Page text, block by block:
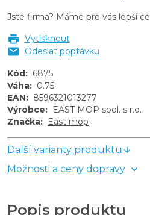
Jste firma? Máme pro vás lepší
Vytisknout
Odeslat poptávku
Kód: 6875
Váha: 0.75
EAN: 8596321013277
Výrobce: EAST MOP spol. s r.o.
Značka: East mop
Další varianty produktu
Možnosti a ceny dopravy
Popis produktu